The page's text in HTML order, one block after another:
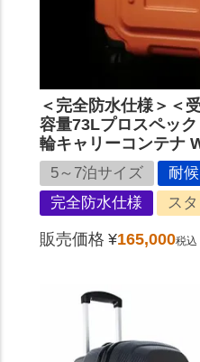
＜完全防水仕様＞＜
容量73Lプロスペッ
輪キャリーコンテナ
5～7泊サイズ 耐候
完全防水仕様
ス
販売価格 ¥165,000税込